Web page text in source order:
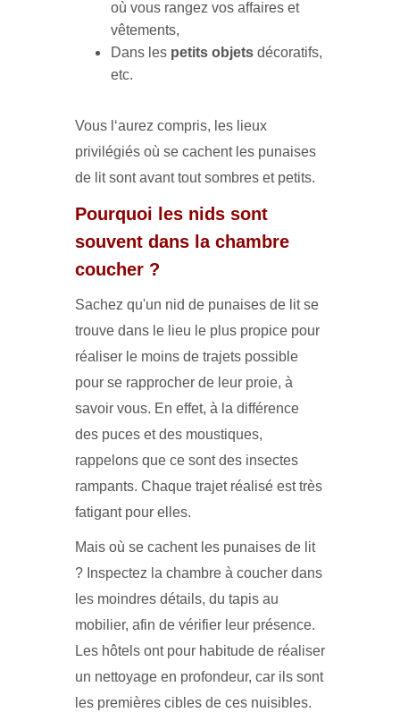
où vous rangez vos affaires et
vêtements,
Dans les petits objets décoratifs,
etc.
Vous l‘aurez compris, les lieux
privilégiés où se cachent les punaises
de lit sont avant tout sombres et petits.
Pourquoi les nids sont
souvent dans la chambre
coucher ?
Sachez qu'un nid de punaises de lit se
trouve dans le lieu le plus propice pour
réaliser le moins de trajets possible
pour se rapprocher de leur proie, à
savoir vous. En effet, à la différence
des puces et des moustiques,
rappelons que ce sont des insectes
rampants. Chaque trajet réalisé est très
fatigant pour elles.
Mais où se cachent les punaises de lit
? Inspectez la chambre à coucher dans
les moindres détails, du tapis au
mobilier, afin de vérifier leur présence.
Les hôtels ont pour habitude de réaliser
un nettoyage en profondeur, car ils sont
les premières cibles de ces nuisibles.